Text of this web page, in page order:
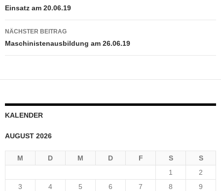
Einsatz am 20.06.19
NÄCHSTER BEITRAG
Maschinistenausbildung am 26.06.19
KALENDER
AUGUST 2026
M D M D F S S
1
2
3
4 5 6 7 8
9